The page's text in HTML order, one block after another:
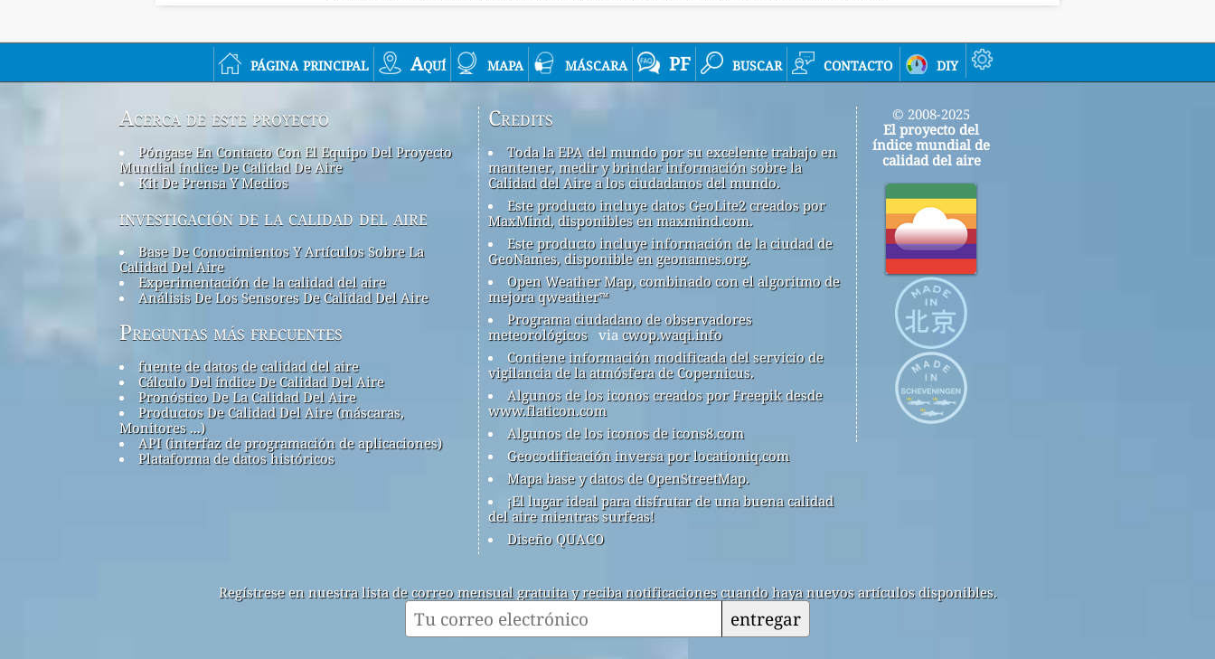
página principal Aquí mapa máscara PF buscar contacto diy
Acerca de este proyecto
Póngase En Contacto Con El Equipo Del Proyecto
Mundial índice De Calidad De Aire
Kit De Prensa Y Medios
investigación de la calidad del aire
Base De Conocimientos Y Artículos Sobre La
Calidad Del Aire
Experimentación de la calidad del aire
Análisis De Los Sensores De Calidad Del Aire
Preguntas más frecuentes
fuente de datos de calidad del aire
Cálculo Del índice De Calidad Del Aire
Pronóstico De La Calidad Del Aire
Productos De Calidad Del Aire (máscaras,
Monitores ...)
API (interfaz de programación de aplicaciones)
Plataforma de datos históricos
Credits
Toda la EPA del mundo por su excelente trabajo en
mantener, medir y brindar información sobre la
Calidad del Aire a los ciudadanos del mundo.
Este producto incluye datos GeoLite2 creados por
MaxMind, disponibles en maxmind.com.
Este producto incluye información de la ciudad de
GeoNames, disponible en geonames.org.
Open Weather Map, combinado con el algoritmo de
mejora qweather™
Programa ciudadano de observadores
meteorológicos via cwop.waqi.info
Contiene información modificada del servicio de
vigilancia de la atmósfera de Copernicus.
Algunos de los iconos creados por Freepik desde
www.flaticon.com
Algunos de los iconos de icons8.com
Geocodificación inversa por locationiq.com
Mapa base y datos de OpenStreetMap.
¡El lugar ideal para disfrutar de una buena calidad
del aire mientras surfeas!
Diseño QUACO
© 2008-2025
El proyecto del
índice mundial de
calidad del aire
Regístrese en nuestra lista de correo mensual gratuita y reciba notificaciones cuando haya nuevos artículos disponibles.
entregar